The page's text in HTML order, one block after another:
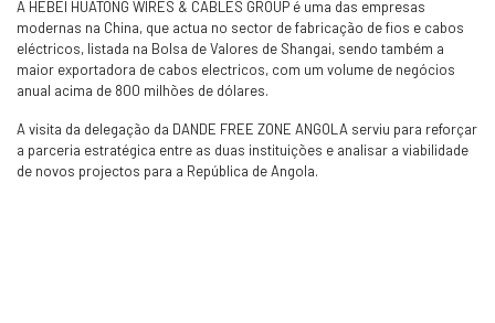
A HEBEI HUATONG WIRES & CABLES GROUP é uma das empresas
modernas na China, que actua no sector de fabricação de fios e cabos
eléctricos, listada na Bolsa de Valores de Shangai, sendo também a
maior exportadora de cabos electricos, com um volume de negócios
anual acima de 800 milhões de dólares.
A visita da delegação da DANDE FREE ZONE ANGOLA serviu para reforçar
a parceria estratégica entre as duas instituições e analisar a viabilidade
de novos projectos para a República de Angola.